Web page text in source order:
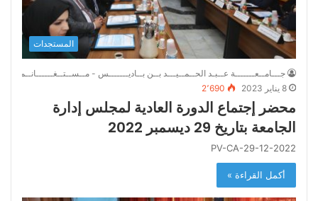
المستجدات
جـــامــعـــــــة عــبـد الحــمــيـــد بــن بــاديـــــــس - مــســتــغــــــانــم
8 يناير 2023
2٬690
محضر إجتماع الدورة العادية لمجلس إدارة
الجامعة بتاريخ 29 ديسمبر 2022
PV-CA-29-12-2022
أكمل القراءة »